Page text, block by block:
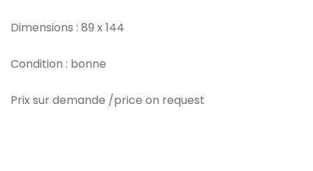
Dimensions : 89 x 144
Condition : bonne
Prix sur demande /price on request